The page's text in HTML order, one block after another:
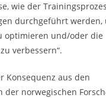
wie der
durchgeführt werden,
optimieren und/oder die
verbessern“.
Konsequenz aus den
der norwegischen